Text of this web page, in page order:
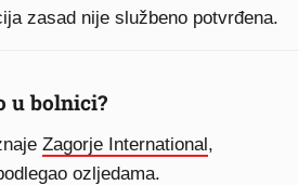
zasad nije službeno potvrđena.
u bolnici?
Zagorje International,
ozljedama.